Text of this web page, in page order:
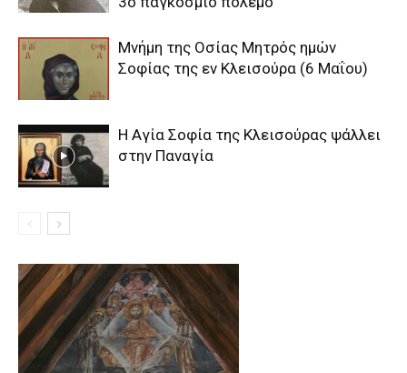
Μνήμη της Οσίας Μητρός ημών
Σοφίας της εν Κλεισούρα (6 Μαΐου)
Η Αγία Σοφία της Κλεισούρας ψάλλει
στην Παναγία